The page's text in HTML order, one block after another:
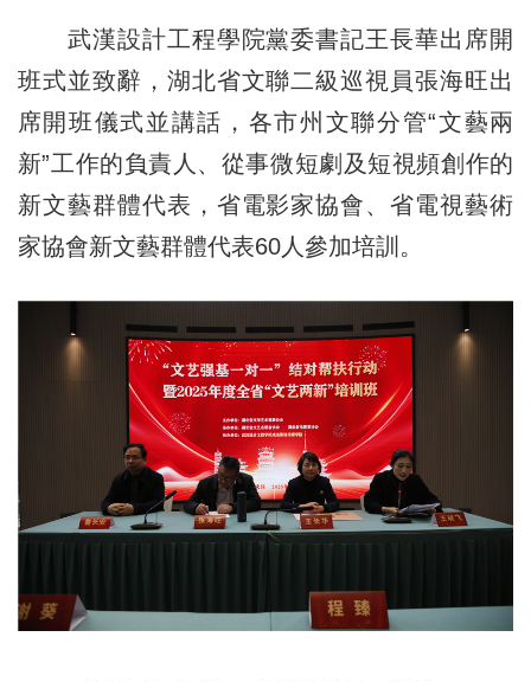
武漢設計工程學院黨委書記王長華出席開
班式並致辭，湖北省文聯二級巡視員張海旺出
席開班儀式並講話，各市州文聯分管“文藝兩
新”工作的負責人、從事微短劇及短視頻創作的
新文藝群體代表，省電影家協會、省電視藝術
家協會新文藝群體代表60人參加培訓。